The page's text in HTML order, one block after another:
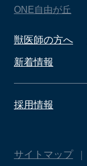
ONE自由が丘
獣医師の方へ
新着情報
採用情報
サイトマップ